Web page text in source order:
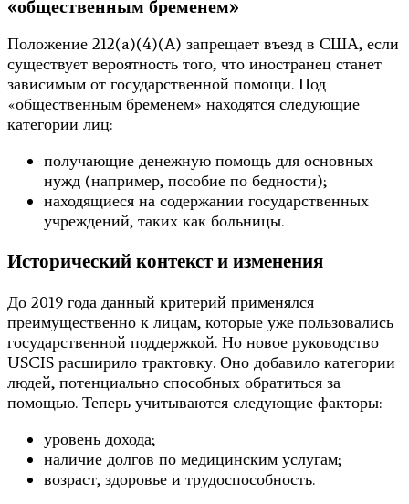
«общественным бременем»
Положение 212(a)(4)(A) запрещает въезд в США, если
существует вероятность того, что иностранец станет
зависимым от государственной помощи. Под
«общественным бременем» находятся следующие
категории лиц:
получающие денежную помощь для основных
нужд (например, пособие по бедности);
находящиеся на содержании государственных
учреждений, таких как больницы.
Исторический контекст и изменения
До 2019 года данный критерий применялся
преимущественно к лицам, которые уже пользовались
государственной поддержкой. Но новое руководство
USCIS расширило трактовку. Оно добавило категории
людей, потенциально способных обратиться за
помощью. Теперь учитываются следующие факторы:
уровень дохода;
наличие долгов по медицинским услугам;
возраст, здоровье и трудоспособность.